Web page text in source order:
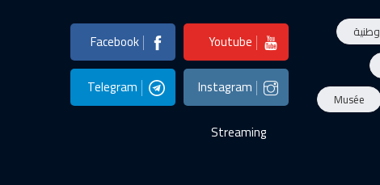
وطنية
Musée
Youtube
Facebook
Instagram
Telegram
Streaming